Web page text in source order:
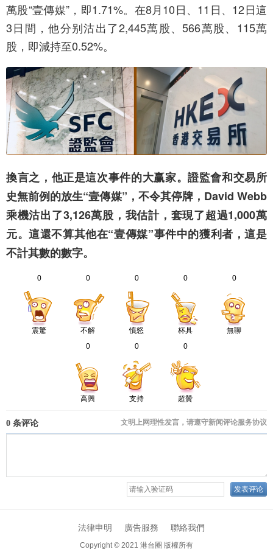
萬股“壹傳媒”，即1.71%。在8月10日、11日、12日這
3日間，他分别沽出了2,445萬股、566萬股、115萬
股，即減持至0.52%。
換言之，他正是這次事件的大赢家。證監會和交易所
史無前例的放生“壹傳媒”，不令其停牌，David Webb
乘機沽出了3,126萬股，我估計，套現了超過1,000萬
元。這還不算其他在“壹傳媒”事件中的獲利者，這是
不計其數的數字。
0
震驚
0
不解
0
憤怒
0
杯具
0
無聊
0
高興
0
支持
0
超贊
法律申明 廣告服務 聯絡我們
Copyright © 2021 港台圈 版權所有